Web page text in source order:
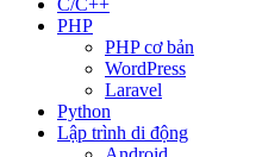
C/C++
PHP
PHP cơ bản
WordPress
Laravel
Python
Lập trình di động